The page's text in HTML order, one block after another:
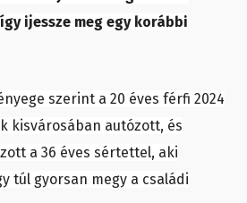
ijessze meg egy korábbi
szerint a 20 éves férfi 2024
kisvárosában autózott, és
a 36 éves sértettel, aki
túl gyorsan megy a családi